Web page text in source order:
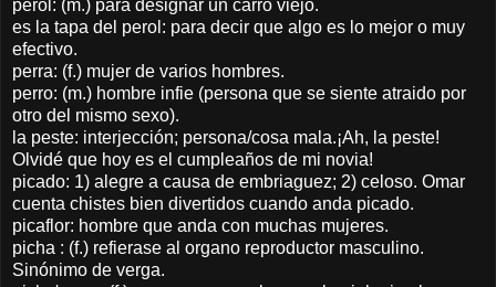
perol: (m.) para designar un carro viejo.
es la tapa del perol: para decir que algo es lo mejor o muy
efectivo.
perra: (f.) mujer de varios hombres.
perro: (m.) hombre infie (persona que se siente atraido por
otro del mismo sexo).
la peste: interjección; persona/cosa mala.¡Ah, la peste!
Olvidé que hoy es el cumpleaños de mi novia!
picado: 1) alegre a causa de embriaguez; 2) celoso. Omar
cuenta chistes bien divertidos cuando anda picado.
picaflor: hombre que anda con muchas mujeres.
picha : (f.) refierase al organo reproductor masculino.
Sinónimo de verga.